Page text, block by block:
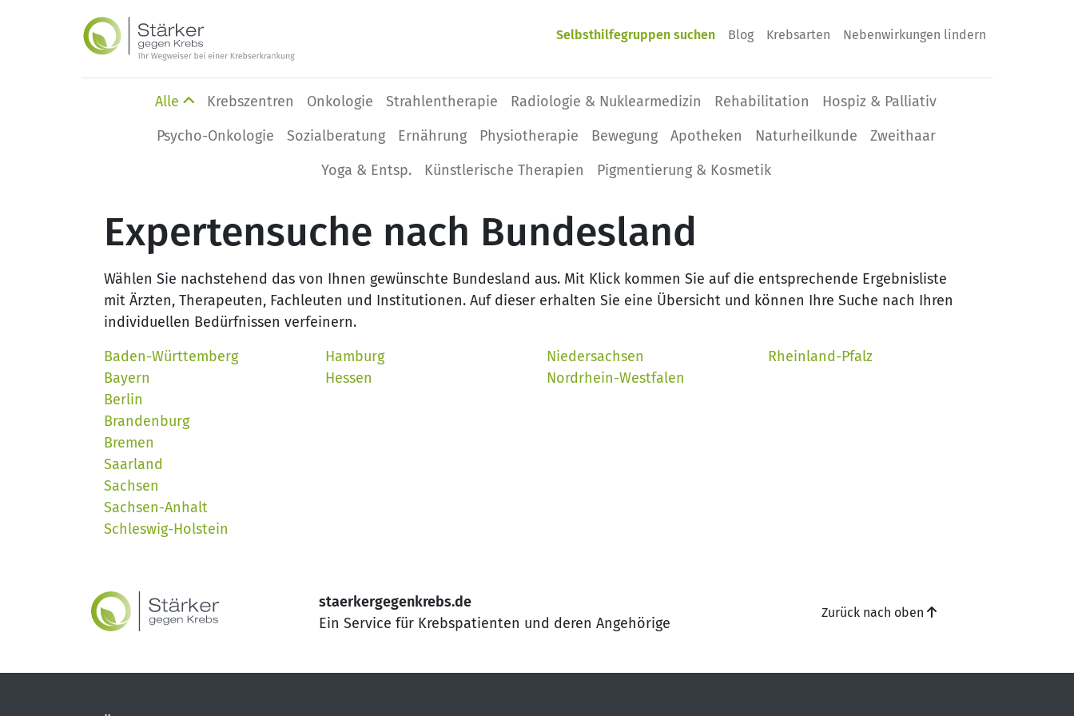
Selbsthilfegruppen suchen Blog Krebsarten Nebenwirkungen lindern
Alle Krebszentren Onkologie Strahlentherapie Radiologie & Nuklearmedizin Rehabilitation
Hospiz & Palliativ
Psycho-Onkologie
Sozialberatung Ernährung Physio­therapie Bewegung Apotheken Naturheilkunde
Zweithaar
Yoga & Entsp.
Künstlerische Therapien Pigmentierung & Kosmetik
Expertensuche nach Bundesland
Wählen Sie nachstehend das von Ihnen gewünschte Bundesland aus. Mit Klick kommen Sie auf die entsprechende Ergebnisliste
mit Ärzten, Therapeuten, Fachleuten und Institutionen. Auf dieser erhalten Sie eine Übersicht und können Ihre Suche nach Ihren
individuellen Bedürfnissen verfeinern.
Baden-Württemberg
Bayern
Berlin
Brandenburg
Bremen
Hamburg
Hessen
Niedersachsen
Nordrhein-Westfalen
Rheinland-Pfalz
Saarland
Sachsen
Sachsen-Anhalt
Schleswig-Holstein
staerkergegenkrebs.de
Ein Service für Krebspatienten und deren Angehörige
Zurück nach oben